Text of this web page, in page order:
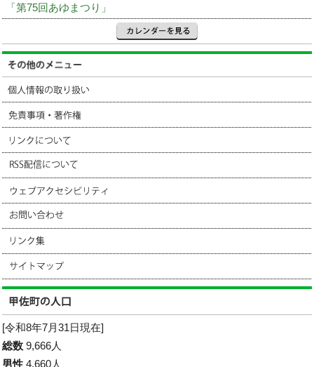
「第75回あゆまつり」
[令和8年7月31日現在]
総数 9,666人
男性 4,660人